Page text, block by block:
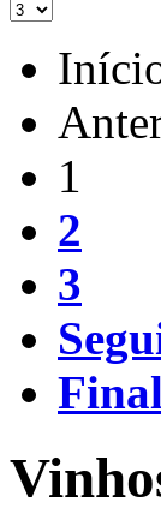
1
2
3
Final